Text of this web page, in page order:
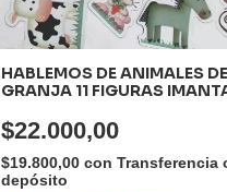
HABLEMOS DE ANIMALES
GRANJA 11 FIGURAS
$22.000,00
$19.800,00 con Transferencia
depósito